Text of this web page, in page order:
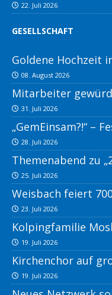
22. Juli 2026
GESELLSCHAFT
Goldene Hochzeit
08. August 2026
Mitarbeiter
31. Juli 2026
„GemEinsam?!“ –
28. Juli 2026
Themenabend zu
25. Juli 2026
Weisbach feiert
23. Juli 2026
Kolpingfamilie
19. Juli 2026
Kirchenchor auf
19. Juli 2026